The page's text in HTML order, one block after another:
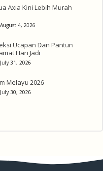
Axia Kini Lebih Murah
August 4, 2026
Ucapan Dan Pantun
Hari Jadi
July 31, 2026
Melayu 2026
July 30, 2026